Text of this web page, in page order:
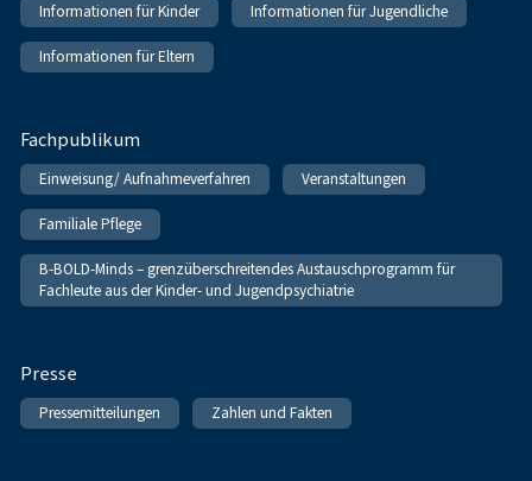
Informationen für Kinder Informationen für Jugendliche
Informationen für Eltern
Fachpublikum
Einweisung/ Aufnahmeverfahren Veranstaltungen
Familiale Pflege
B-BOLD-Minds – grenzüberschreitendes Austauschprogramm für
Fachleute aus der Kinder- und Jugendpsychiatrie
Presse
Pressemitteilungen Zahlen und Fakten